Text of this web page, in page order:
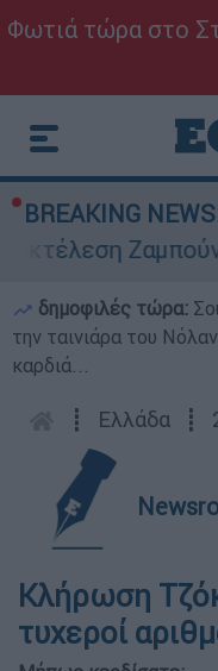
Φωτιά τώρα στο
BREAKING
Ζαμπούνη
δημοφιλές τώρα:
την ταινιάρα του
καρδιά...
┋ Ελλάδα ┋
Κλήρωση
τυχεροί